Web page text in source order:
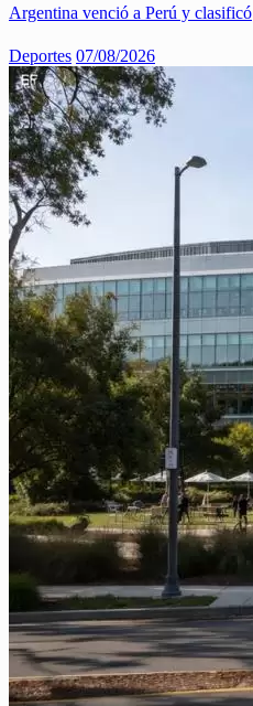
Argentina venció a Perú y clasificó
Deportes 07/08/2026